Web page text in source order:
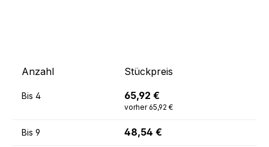
Anzahl Stückpreis
Bis 4 65,92 €
vorher 65,92 €
Bis 9 48,54 €